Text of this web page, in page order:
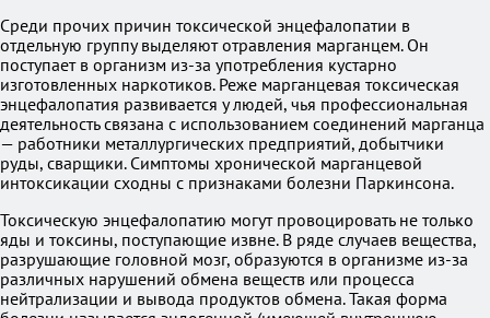
Среди прочих причин токсической энцефалопатии в
отдельную группу выделяют отравления марганцем. Он
поступает в организм из-за употребления кустарно
изготовленных наркотиков. Реже марганцевая токсическая
энцефалопатия развивается у людей, чья профессиональная
деятельность связана с использованием соединений марганца
— работники металлургических предприятий, добытчики
руды, сварщики. Симптомы хронической марганцевой
интоксикации сходны с признаками болезни Паркинсона.
Токсическую энцефалопатию могут провоцировать не только
яды и токсины, поступающие извне. В ряде случаев вещества,
разрушающие головной мозг, образуются в организме из-за
различных нарушений обмена веществ или процесса
нейтрализации и вывода продуктов обмена. Такая форма